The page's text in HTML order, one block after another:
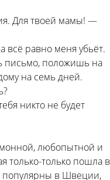
Для твоей мамы! —
всё равно меня убьёт.
положишь на
на семь дней.
никто не будет
любопытной и
только-только пошла в
популярны в Швеции,